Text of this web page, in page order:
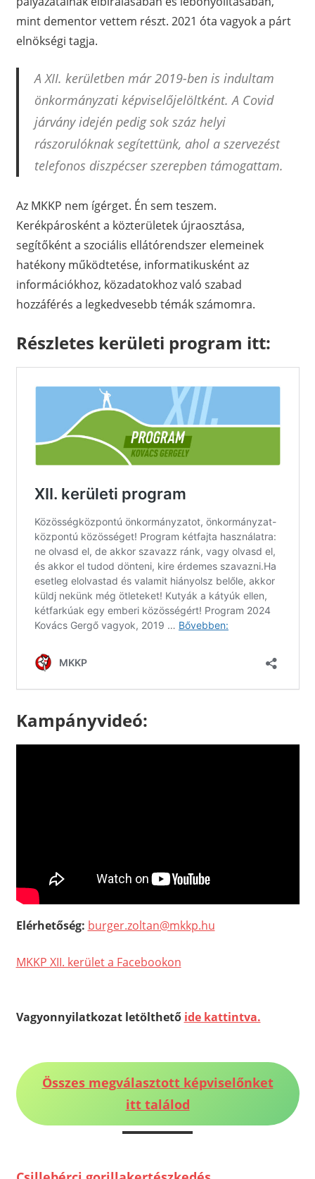
mint dementor vettem részt. 2021 óta vagyok a párt
elnökségi tagja.
A XII. kerületben már 2019-ben is indultam
önkormányzati képviselőjelöltként. A Covid
járvány idején pedig sok száz helyi
rászorulóknak segítettünk, ahol a szervezést
telefonos diszpécser szerepben támogattam.
Az MKKP nem ígérget. Én sem teszem.
Kerékpárosként a közterületek újraosztása,
segítőként a szociális ellátórendszer elemeinek
hatékony működtetése, informatikusként az
információkhoz, közadatokhoz való szabad
hozzáférés a legkedvesebb témák számomra.
Részletes kerületi program itt:
Kampányvideó:
Elérhetőség: burger.zoltan@mkkp.hu
MKKP XII. kerület a Facebookon
Vagyonnyilatkozat letölthető ide kattintva.
Összes megválasztott képviselőnket
itt találod